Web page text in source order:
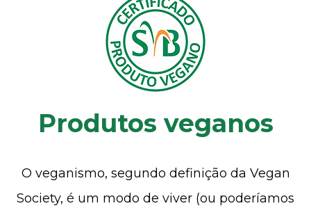
Produtos veganos
O veganismo, segundo definição da Vegan
Society, é um modo de viver (ou poderíamos